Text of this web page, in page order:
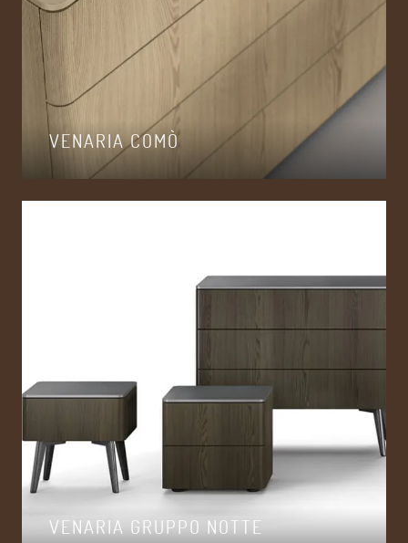
VENARIA COMÒ
VENARIA GRUPPO NOTTE